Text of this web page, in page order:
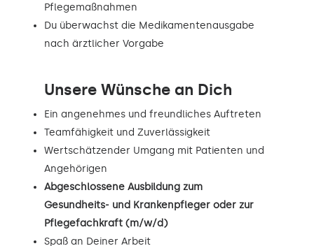
Pflegemaßnahmen
Du überwachst die Medikamentenausgabe
nach ärztlicher Vorgabe
Unsere Wünsche an Dich
Ein angenehmes und freundliches Auftreten
Teamfähigkeit und Zuverlässigkeit
Wertschätzender Umgang mit Patienten und
Angehörigen
Abgeschlossene Ausbildung zum
Gesundheits- und Krankenpfleger oder zur
Pflegefachkraft (m/w/d)
Spaß an Deiner Arbeit